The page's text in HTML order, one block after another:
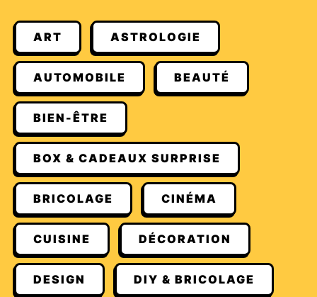
ART ASTROLOGIE
AUTOMOBILE BEAUTÉ
BIEN-ÊTRE
BOX & CADEAUX SURPRISE
BRICOLAGE CINÉMA
CUISINE DÉCORATION
DESIGN DIY & BRICOLAGE